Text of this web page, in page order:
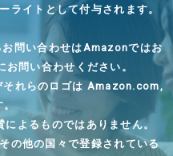
ライトとして付与されます。
問い合わせはAmazonではお
問い合わせください。
れらのロゴは Amazon.com,
よるものではありません。
の他の国々で登録されている